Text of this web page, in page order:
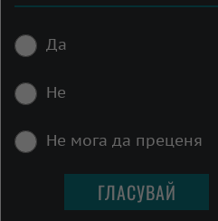
Да
Не
Не мога да преценя